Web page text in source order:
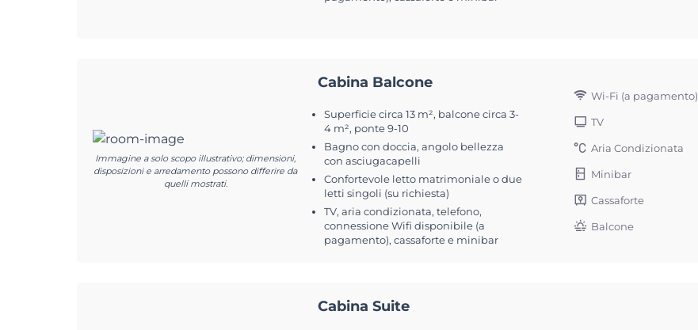
Immagine a solo scopo illustrativo; dimensioni,
disposizioni e arredamento possono differire da
quelli mostrati.
Cabina Balcone
Superficie circa 13 m², balcone circa 3-
4 m², ponte 9-10
Bagno con doccia, angolo bellezza
con asciugacapelli
Confortevole letto matrimoniale o due
letti singoli (su richiesta)
TV, aria condizionata, telefono,
connessione Wifi disponibile (a
pagamento), cassaforte e minibar
Wi-Fi (a pagamento)
TV
Aria Condizionata
Minibar
Cassaforte
Balcone
Cabina Suite